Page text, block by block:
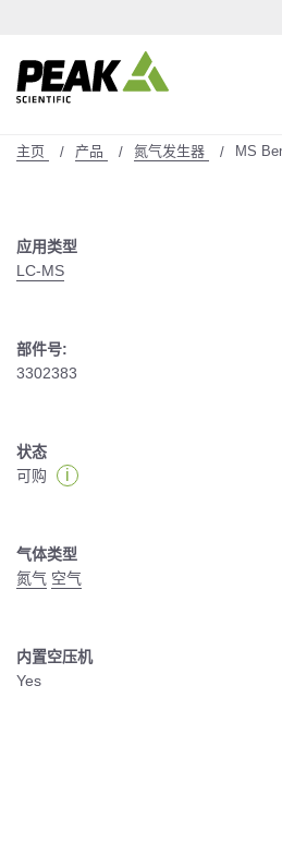
主页 产品 氮气发生器 MS
应用类型
LC-MS
部件号:
3302383
状态
可购
i
气体类型
氮气 空气
内置空压机
Yes